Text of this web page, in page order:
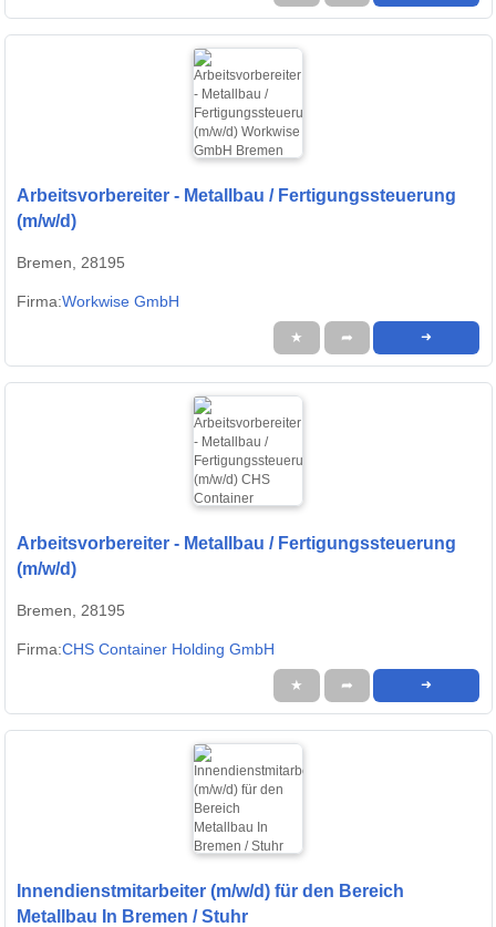
Arbeitsvorbereiter - Metallbau / Fertigungssteuerung
(m/w/d)
Bremen, 28195
Firma:Workwise GmbH
★ ➦ ➜
Arbeitsvorbereiter - Metallbau / Fertigungssteuerung
(m/w/d)
Bremen, 28195
Firma:CHS Container Holding GmbH
★ ➦ ➜
Innendienstmitarbeiter (m/w/d) für den Bereich
Metallbau In Bremen / Stuhr